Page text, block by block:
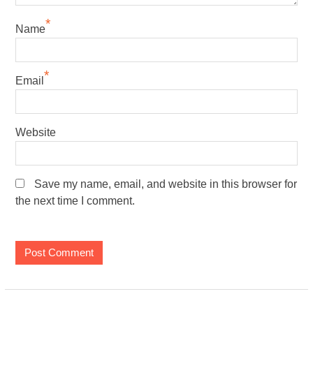
Name*
Email *
Website
Save my name, email, and website in this browser for
the next time I comment.